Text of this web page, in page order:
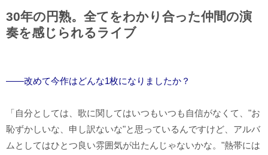
30年の円熟。全てをわかり合った仲間の演
奏を感じられるライブ
――改めて今作はどんな1枚になりましたか？
「自分としては、歌に関してはいつもいつも自信がなくて、"お
恥ずかしいな、申し訳ないな"と思っているんですけど、アルバ
ムとしてはひとつ良い雰囲気が出たんじゃないかな。"熱帯には